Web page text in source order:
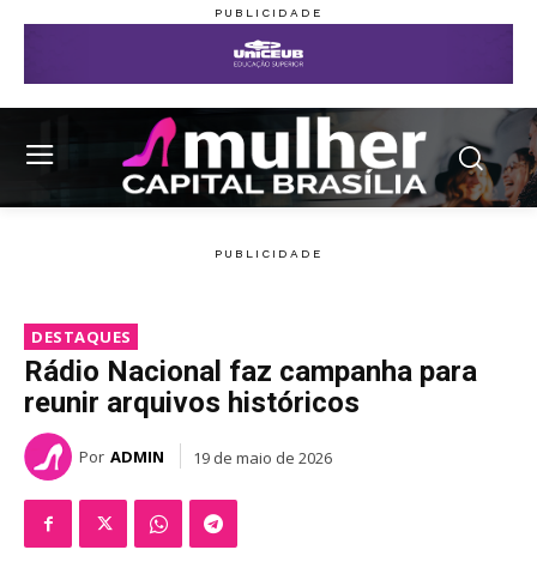
DESTAQUES
Rádio Nacional faz campanha para
reunir arquivos históricos
Por ADMIN 19 de maio de 2026